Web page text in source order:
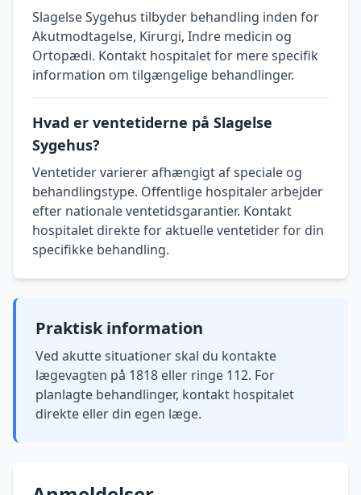
Slagelse Sygehus tilbyder behandling inden for
Akutmodtagelse, Kirurgi, Indre medicin og
Ortopædi. Kontakt hospitalet for mere specifik
information om tilgængelige behandlinger.
Hvad er ventetiderne på Slagelse
Sygehus?
Ventetider varierer afhængigt af speciale og
behandlingstype. Offentlige hospitaler arbejder
efter nationale ventetidsgarantier. Kontakt
hospitalet direkte for aktuelle ventetider for din
specifikke behandling.
Praktisk information
Ved akutte situationer skal du kontakte
lægevagten på 1818 eller ringe 112. For
planlagte behandlinger, kontakt hospitalet
direkte eller din egen læge.